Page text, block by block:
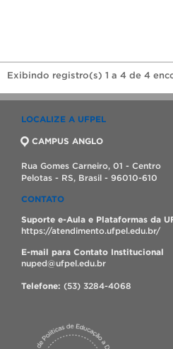
Exibindo registro(s) 1 a 4 de 4
LOCALIZE A UFPEL
CAMPUS ANGLO
Rua Gomes Carneiro, 01 - Centro
Pelotas - RS, Brasil - 96010-610
CONTATO
Suporte e-Aula e Plataformas da
https://atendimento.ufpel.edu.br/
E-mail para Contato Institucional
nuped@ufpel.edu.br
Telefone: (53) 3284-4068